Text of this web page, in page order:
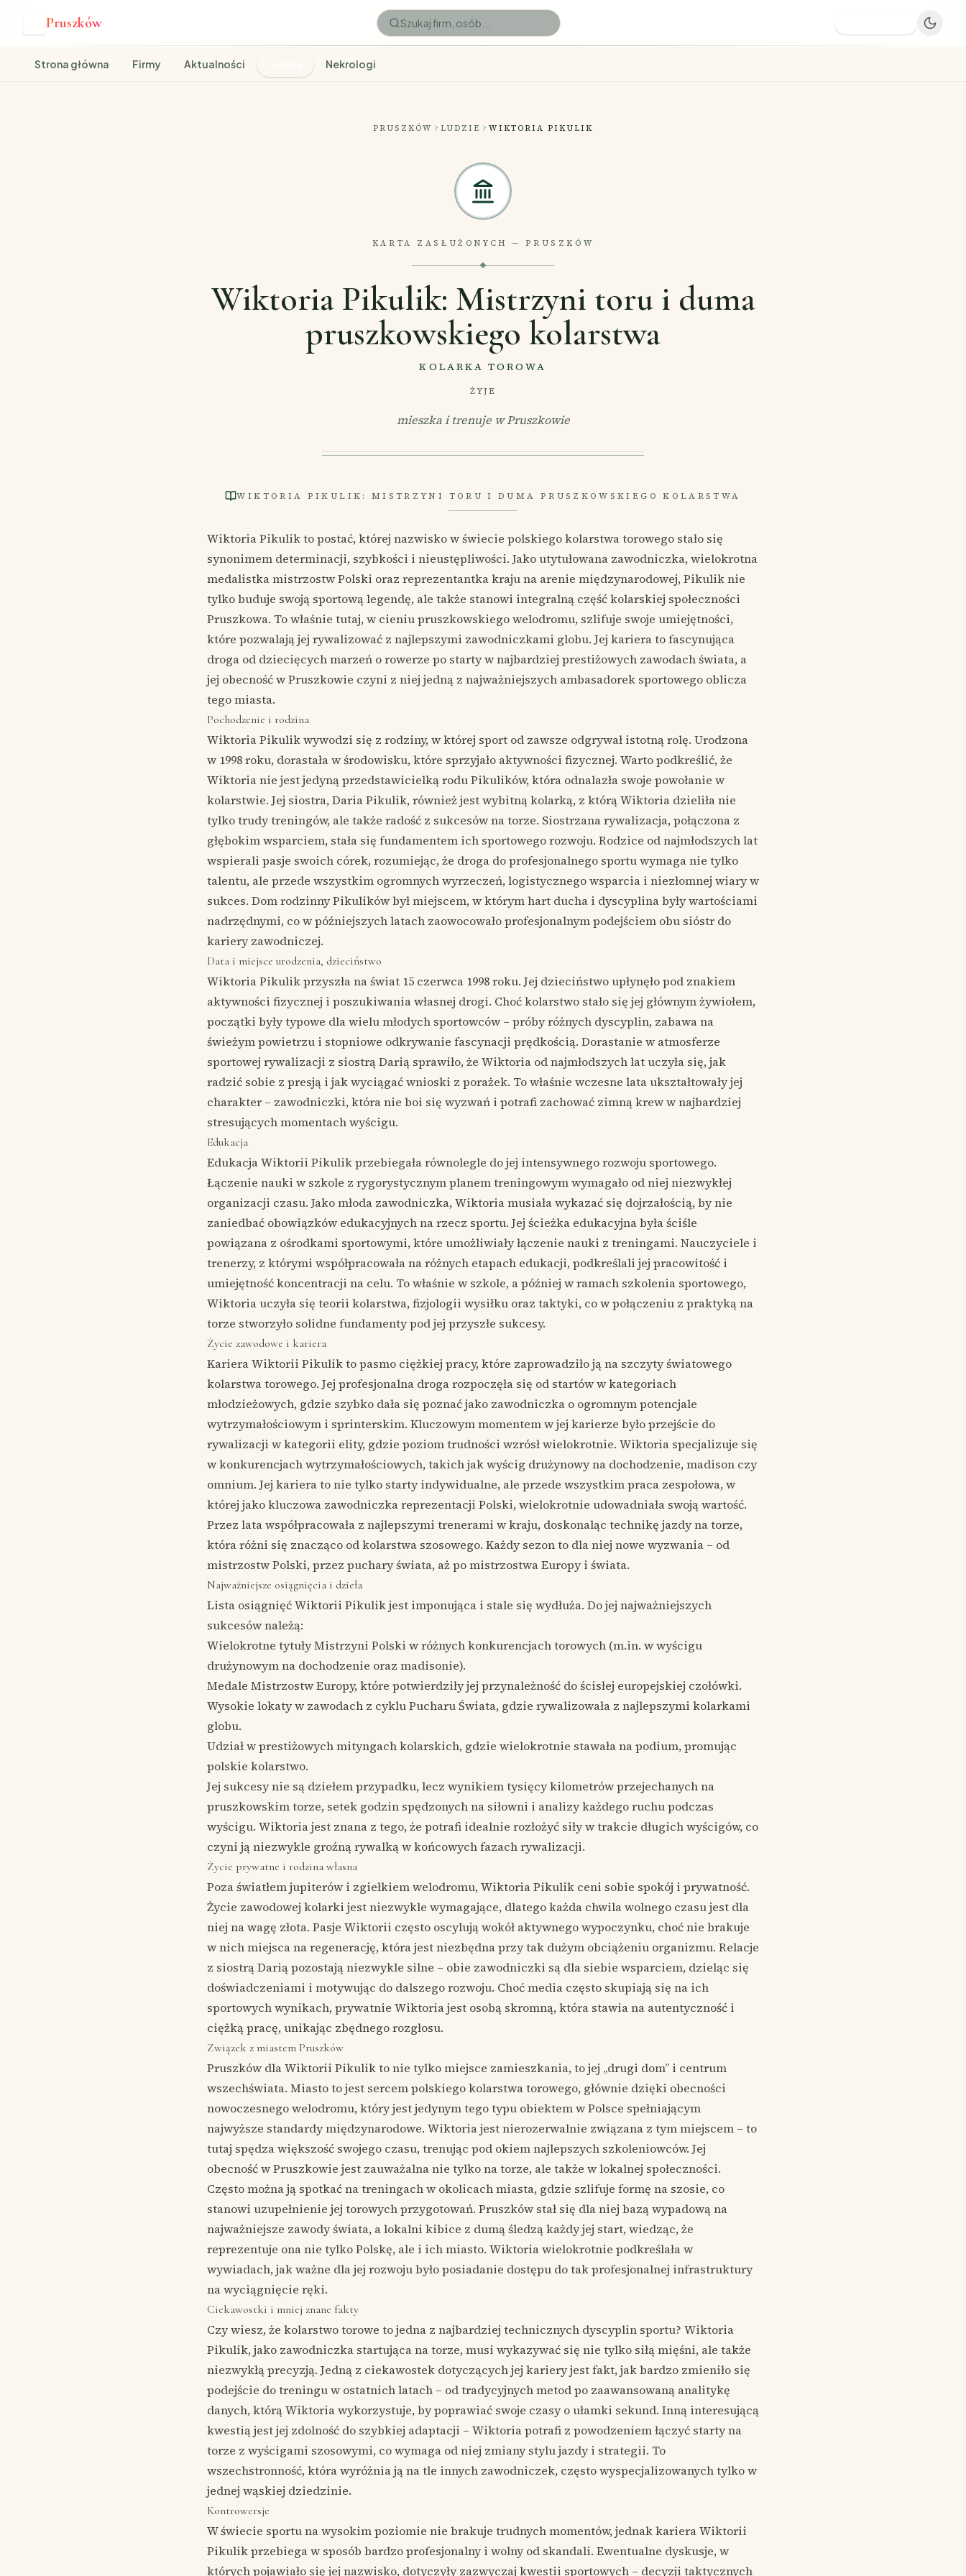
Pruszków
Strona główna Firmy Aktualności Nekrologi
PRUSZKÓW LUDZIE WIKTORIA PIKULIK
KARTA ZASŁUŻONYCH — PRUSZKÓW
Wiktoria Pikulik: Mistrzyni toru i duma
pruszkowskiego kolarstwa
KOLARKA TOROWA
ŻYJE
mieszka i trenuje w Pruszkowie
WIKTORIA PIKULIK: MISTRZYNI TORU I DUMA PRUSZKOWSKIEGO KOLARSTWA
Wiktoria Pikulik to postać, której nazwisko w świecie polskiego kolarstwa torowego stało się
synonimem determinacji, szybkości i nieustępliwości. Jako utytułowana zawodniczka, wielokrotna
medalistka mistrzostw Polski oraz reprezentantka kraju na arenie międzynarodowej, Pikulik nie
tylko buduje swoją sportową legendę, ale także stanowi integralną część kolarskiej społeczności
Pruszkowa. To właśnie tutaj, w cieniu pruszkowskiego welodromu, szlifuje swoje umiejętności,
które pozwalają jej rywalizować z najlepszymi zawodniczkami globu. Jej kariera to fascynująca
droga od dziecięcych marzeń o rowerze po starty w najbardziej prestiżowych zawodach świata, a
jej obecność w Pruszkowie czyni z niej jedną z najważniejszych ambasadorek sportowego oblicza
tego miasta.
Pochodzenie i rodzina
Wiktoria Pikulik wywodzi się z rodziny, w której sport od zawsze odgrywał istotną rolę. Urodzona
w 1998 roku, dorastała w środowisku, które sprzyjało aktywności fizycznej. Warto podkreślić, że
Wiktoria nie jest jedyną przedstawicielką rodu Pikulików, która odnalazła swoje powołanie w
kolarstwie. Jej siostra, Daria Pikulik, również jest wybitną kolarką, z którą Wiktoria dzieliła nie
tylko trudy treningów, ale także radość z sukcesów na torze. Siostrzana rywalizacja, połączona z
głębokim wsparciem, stała się fundamentem ich sportowego rozwoju. Rodzice od najmłodszych lat
wspierali pasje swoich córek, rozumiejąc, że droga do profesjonalnego sportu wymaga nie tylko
talentu, ale przede wszystkim ogromnych wyrzeczeń, logistycznego wsparcia i niezłomnej wiary w
sukces. Dom rodzinny Pikulików był miejscem, w którym hart ducha i dyscyplina były wartościami
nadrzędnymi, co w późniejszych latach zaowocowało profesjonalnym podejściem obu sióstr do
kariery zawodniczej.
Data i miejsce urodzenia, dzieciństwo
Wiktoria Pikulik przyszła na świat 15 czerwca 1998 roku. Jej dzieciństwo upłynęło pod znakiem
aktywności fizycznej i poszukiwania własnej drogi. Choć kolarstwo stało się jej głównym żywiołem,
początki były typowe dla wielu młodych sportowców – próby różnych dyscyplin, zabawa na
świeżym powietrzu i stopniowe odkrywanie fascynacji prędkością. Dorastanie w atmosferze
sportowej rywalizacji z siostrą Darią sprawiło, że Wiktoria od najmłodszych lat uczyła się, jak
radzić sobie z presją i jak wyciągać wnioski z porażek. To właśnie wczesne lata ukształtowały jej
charakter – zawodniczki, która nie boi się wyzwań i potrafi zachować zimną krew w najbardziej
stresujących momentach wyścigu.
Edukacja
Edukacja Wiktorii Pikulik przebiegała równolegle do jej intensywnego rozwoju sportowego.
Łączenie nauki w szkole z rygorystycznym planem treningowym wymagało od niej niezwykłej
organizacji czasu. Jako młoda zawodniczka, Wiktoria musiała wykazać się dojrzałością, by nie
zaniedbać obowiązków edukacyjnych na rzecz sportu. Jej ścieżka edukacyjna była ściśle
powiązana z ośrodkami sportowymi, które umożliwiały łączenie nauki z treningami. Nauczyciele i
trenerzy, z którymi współpracowała na różnych etapach edukacji, podkreślali jej pracowitość i
umiejętność koncentracji na celu. To właśnie w szkole, a później w ramach szkolenia sportowego,
Wiktoria uczyła się teorii kolarstwa, fizjologii wysiłku oraz taktyki, co w połączeniu z praktyką na
torze stworzyło solidne fundamenty pod jej przyszłe sukcesy.
Życie zawodowe i kariera
Kariera Wiktorii Pikulik to pasmo ciężkiej pracy, które zaprowadziło ją na szczyty światowego
kolarstwa torowego. Jej profesjonalna droga rozpoczęła się od startów w kategoriach
młodzieżowych, gdzie szybko dała się poznać jako zawodniczka o ogromnym potencjale
wytrzymałościowym i sprinterskim. Kluczowym momentem w jej karierze było przejście do
rywalizacji w kategorii elity, gdzie poziom trudności wzrósł wielokrotnie. Wiktoria specjalizuje się
w konkurencjach wytrzymałościowych, takich jak wyścig drużynowy na dochodzenie, madison czy
omnium. Jej kariera to nie tylko starty indywidualne, ale przede wszystkim praca zespołowa, w
której jako kluczowa zawodniczka reprezentacji Polski, wielokrotnie udowadniała swoją wartość.
Przez lata współpracowała z najlepszymi trenerami w kraju, doskonaląc technikę jazdy na torze,
która różni się znacząco od kolarstwa szosowego. Każdy sezon to dla niej nowe wyzwania – od
mistrzostw Polski, przez puchary świata, aż po mistrzostwa Europy i świata.
Najważniejsze osiągnięcia i dzieła
Lista osiągnięć Wiktorii Pikulik jest imponująca i stale się wydłuża. Do jej najważniejszych
sukcesów należą:
Wielokrotne tytuły Mistrzyni Polski w różnych konkurencjach torowych (m.in. w wyścigu
drużynowym na dochodzenie oraz madisonie).
Medale Mistrzostw Europy, które potwierdziły jej przynależność do ścisłej europejskiej czołówki.
Wysokie lokaty w zawodach z cyklu Pucharu Świata, gdzie rywalizowała z najlepszymi kolarkami
globu.
Udział w prestiżowych mityngach kolarskich, gdzie wielokrotnie stawała na podium, promując
polskie kolarstwo.
Jej sukcesy nie są dziełem przypadku, lecz wynikiem tysięcy kilometrów przejechanych na
pruszkowskim torze, setek godzin spędzonych na siłowni i analizy każdego ruchu podczas
wyścigu. Wiktoria jest znana z tego, że potrafi idealnie rozłożyć siły w trakcie długich wyścigów, co
czyni ją niezwykle groźną rywalką w końcowych fazach rywalizacji.
Życie prywatne i rodzina własna
Poza światłem jupiterów i zgiełkiem welodromu, Wiktoria Pikulik ceni sobie spokój i prywatność.
Życie zawodowej kolarki jest niezwykle wymagające, dlatego każda chwila wolnego czasu jest dla
niej na wagę złota. Pasje Wiktorii często oscylują wokół aktywnego wypoczynku, choć nie brakuje
w nich miejsca na regenerację, która jest niezbędna przy tak dużym obciążeniu organizmu. Relacje
z siostrą Darią pozostają niezwykle silne – obie zawodniczki są dla siebie wsparciem, dzieląc się
doświadczeniami i motywując do dalszego rozwoju. Choć media często skupiają się na ich
sportowych wynikach, prywatnie Wiktoria jest osobą skromną, która stawia na autentyczność i
ciężką pracę, unikając zbędnego rozgłosu.
Związek z miastem Pruszków
Pruszków dla Wiktorii Pikulik to nie tylko miejsce zamieszkania, to jej „drugi dom” i centrum
wszechświata. Miasto to jest sercem polskiego kolarstwa torowego, głównie dzięki obecności
nowoczesnego welodromu, który jest jedynym tego typu obiektem w Polsce spełniającym
najwyższe standardy międzynarodowe. Wiktoria jest nierozerwalnie związana z tym miejscem – to
tutaj spędza większość swojego czasu, trenując pod okiem najlepszych szkoleniowców. Jej
obecność w Pruszkowie jest zauważalna nie tylko na torze, ale także w lokalnej społeczności.
Często można ją spotkać na treningach w okolicach miasta, gdzie szlifuje formę na szosie, co
stanowi uzupełnienie jej torowych przygotowań. Pruszków stał się dla niej bazą wypadową na
najważniejsze zawody świata, a lokalni kibice z dumą śledzą każdy jej start, wiedząc, że
reprezentuje ona nie tylko Polskę, ale i ich miasto. Wiktoria wielokrotnie podkreślała w
wywiadach, jak ważne dla jej rozwoju było posiadanie dostępu do tak profesjonalnej infrastruktury
na wyciągnięcie ręki.
Ciekawostki i mniej znane fakty
Czy wiesz, że kolarstwo torowe to jedna z najbardziej technicznych dyscyplin sportu? Wiktoria
Pikulik, jako zawodniczka startująca na torze, musi wykazywać się nie tylko siłą mięśni, ale także
niezwykłą precyzją. Jedną z ciekawostek dotyczących jej kariery jest fakt, jak bardzo zmieniło się
podejście do treningu w ostatnich latach – od tradycyjnych metod po zaawansowaną analitykę
danych, którą Wiktoria wykorzystuje, by poprawiać swoje czasy o ułamki sekund. Inną interesującą
kwestią jest jej zdolność do szybkiej adaptacji – Wiktoria potrafi z powodzeniem łączyć starty na
torze z wyścigami szosowymi, co wymaga od niej zmiany stylu jazdy i strategii. To
wszechstronność, która wyróżnia ją na tle innych zawodniczek, często wyspecjalizowanych tylko w
jednej wąskiej dziedzinie.
Kontrowersje
W świecie sportu na wysokim poziomie nie brakuje trudnych momentów, jednak kariera Wiktorii
Pikulik przebiega w sposób bardzo profesjonalny i wolny od skandali. Ewentualne dyskusje, w
których pojawiało się jej nazwisko, dotyczyły zazwyczaj kwestii sportowych – decyzji taktycznych